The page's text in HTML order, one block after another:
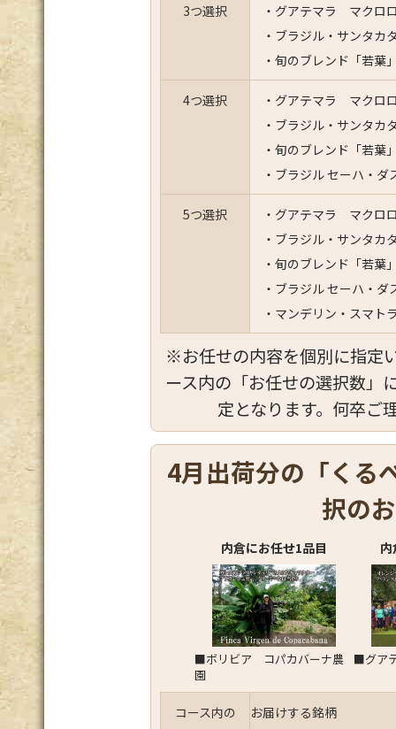
3つ選択
・グアテマラ マクロ
・ブラジル・サンタカ
・旬のブレンド「若葉
4つ選択
・グアテマラ マクロ
・ブラジル・サンタカ
・旬のブレンド「若葉
・ブラジル セーハ・ダ
5つ選択
・グアテマラ マクロ
・ブラジル・サンタカ
・旬のブレンド「若葉
・ブラジル セーハ・ダ
・マンデリン・スマト
※お任せの内容を個別に指定
ース内の「お任せの選択数」
定となります。何卒ご
4月出荷分の「くる
択の
内倉にお任せ1品目
■ボリビア コパカバーナ農
園
■グア
コース内の
お届けする銘柄